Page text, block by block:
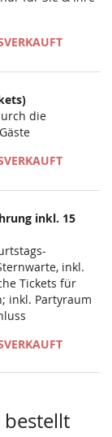
die
inkl. 15
inkl.
Tickets für
inkl. Partyraum
bestellt